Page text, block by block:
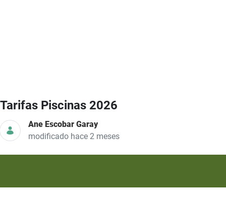
Tarifas Piscinas 2026
Ane Escobar Garay
modificado hace 2 meses